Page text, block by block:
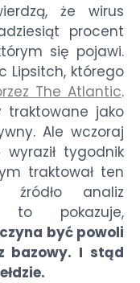
że wirus
procent
się pojawi.
Lipsitch, którego
The Atlantic.
traktowane jako
Ale wczoraj
tygodnik
traktował ten
źródło analiz
to pokazuje,
być powoli
bazowy. I stąd